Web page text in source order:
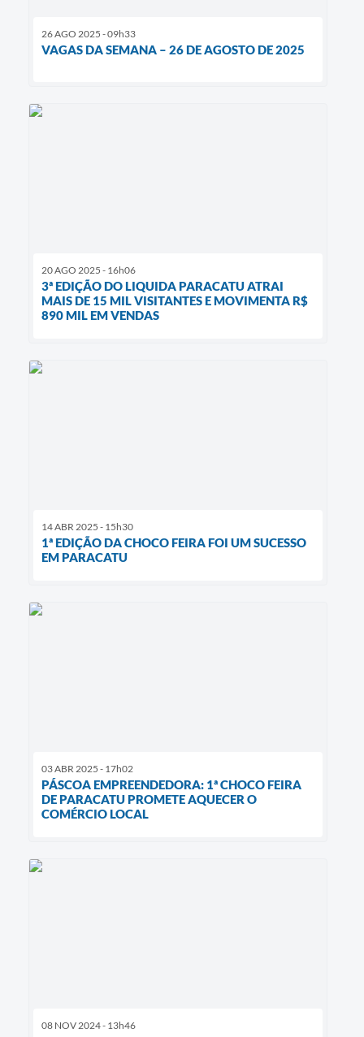
26 AGO 2025 - 09h33
VAGAS DA SEMANA – 26 DE AGOSTO DE 2025
20 AGO 2025 - 16h06
3ª EDIÇÃO DO LIQUIDA PARACATU ATRAI
MAIS DE 15 MIL VISITANTES E MOVIMENTA R$
890 MIL EM VENDAS
14 ABR 2025 - 15h30
1ª EDIÇÃO DA CHOCO FEIRA FOI UM SUCESSO
EM PARACATU
03 ABR 2025 - 17h02
PÁSCOA EMPREENDEDORA: 1ª CHOCO FEIRA
DE PARACATU PROMETE AQUECER O
COMÉRCIO LOCAL
08 NOV 2024 - 13h46